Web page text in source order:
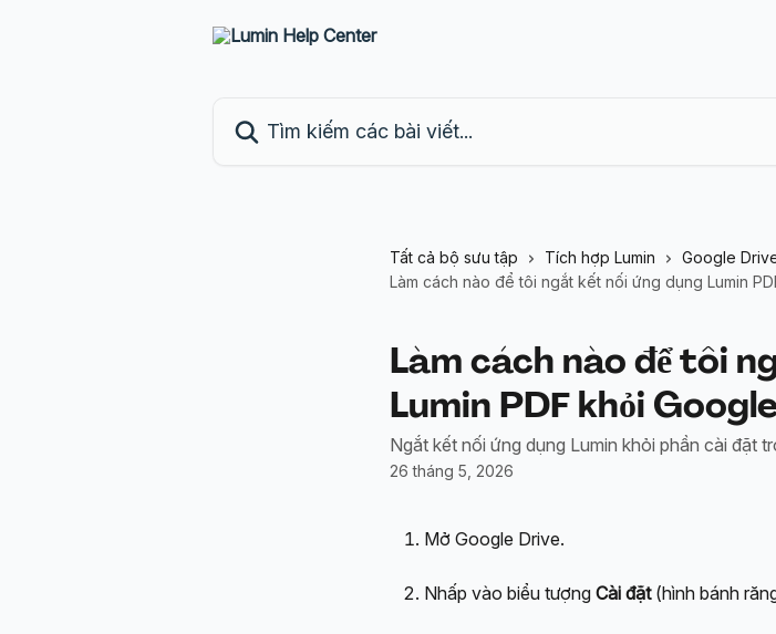
Tất cả bộ sưu tập Tích hợp Lumin
Google
Làm cách nào để tôi ngắt kết nối ứng dụng Lumin
Làm cách nào để tôi
Lumin PDF khỏi
Ngắt kết nối ứng dụng Lumin khỏi phần cài đặt
26 tháng 5, 2026
Mở Google Drive.
Nhấp vào biểu tượng Cài đặt (hình bánh